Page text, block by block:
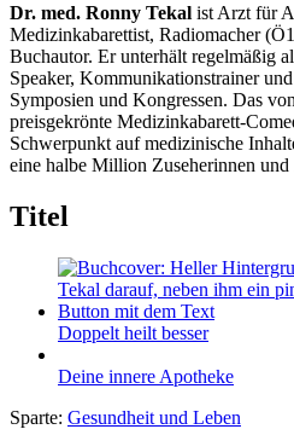
Dr. med. Ronny Tekal ist Arzt für
Medizinkabarettist, Radiomacher
Buchautor. Er unterhält regelmäßig
Speaker, Kommunikationstrainer
Symposien und Kongressen. Das
preisgekrönte Medizinkabarett-
Schwerpunkt auf medizinische
eine halbe Million Zuseherinnen und
Titel
Doppelt heilt besser
Deine innere Apotheke
Sparte: Gesundheit und Leben